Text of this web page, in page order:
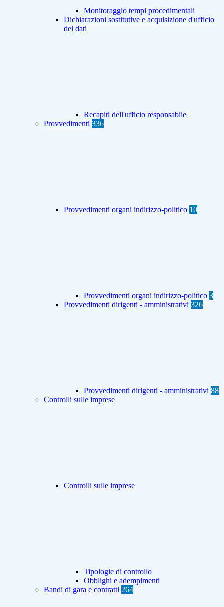
Monitoraggio tempi procedimentali
Dichiarazioni sostitutive e acquisizione d'ufficio
dei dati
Recapiti dell'ufficio responsabile
Provvedimenti 336
Provvedimenti organi indirizzo-politico 10
Provvedimenti organi indirizzo-politico 3
Provvedimenti dirigenti - amministrativi 326
Provvedimenti dirigenti - amministrativi 88
Controlli sulle imprese
Controlli sulle imprese
Tipologie di controllo
Obblighi e adempimenti
Bandi di gara e contratti 264